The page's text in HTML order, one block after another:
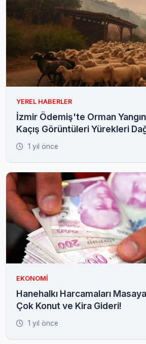
YEREL HABERLER
İzmir Ödemiş'te Orman
Kaçış Görüntüleri Yürekleri
1 yıl önce
EKONOMI
Hanehalkı Harcamaları Masaya
Çok Konut ve Kira Gideri!
1 yıl önce